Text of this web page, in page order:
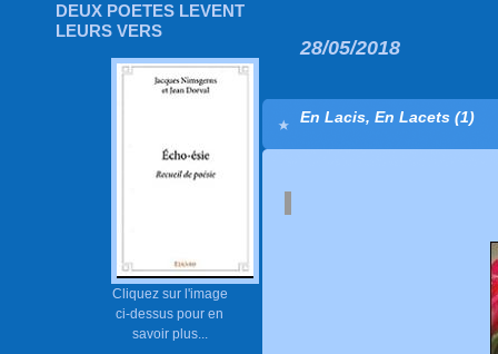
DEUX POETES LEVENT
LEURS VERS
Cliquez sur l'image
ci-dessus pour en
savoir plus...
28/05/2018
En Lacis, En Lacets (1)